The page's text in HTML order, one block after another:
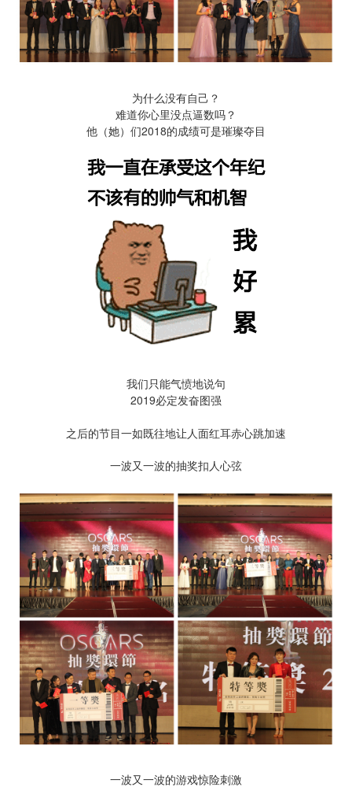
为什么没有自己？
难道你心里没点逼数吗？
他（她）们2018的成绩可是璀璨夺目
我们只能气愤地说句
2019必定发奋图强
之后的节目一如既往地让人面红耳赤心跳加速
一波又一波的抽奖扣人心弦
一波又一波的游戏惊险刺激